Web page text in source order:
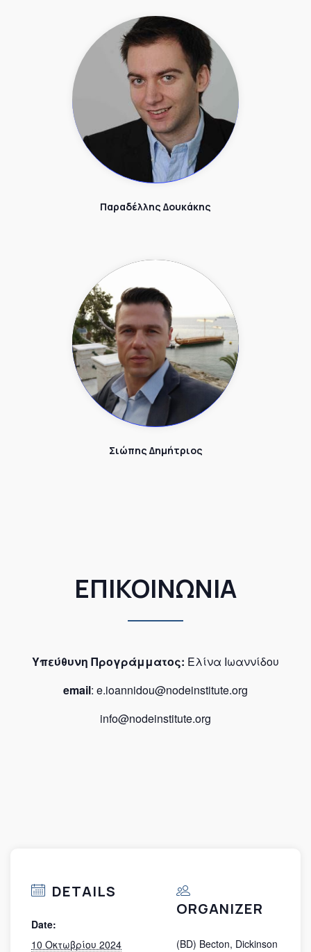
Παραδέλλης Δουκάκης
Σιώπης Δημήτριος
ΕΠΙΚΟΙΝΩΝΙΑ
Υπεύθυνη Προγράμματος: Ελίνα Ιωαννίδου
email: e.ioannidou@nodeinstitute.org
info@nodeinstitute.org
DETAILS
Date:
10 Οκτωβρίου 2024
ORGANIZER
(BD) Becton, Dickinson